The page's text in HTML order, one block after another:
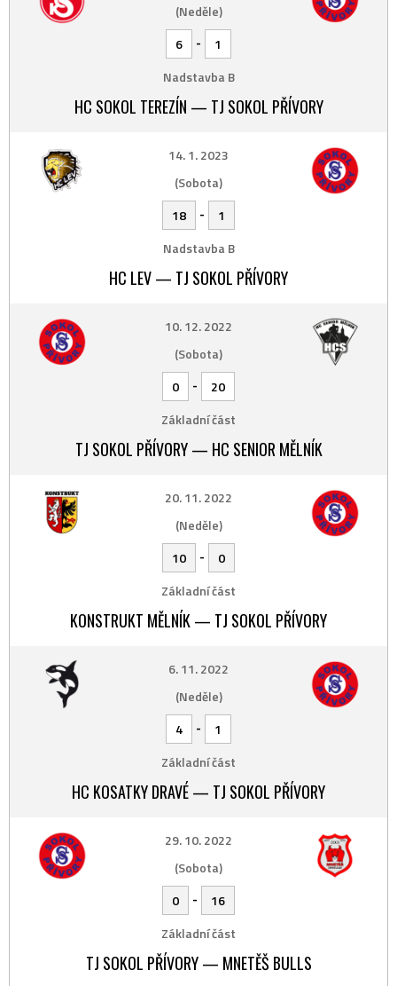
(Neděle)
6
-
1
Nadstavba B
HC SOKOL TEREZÍN — TJ SOKOL PŘÍVORY
14. 1. 2023
(Sobota)
18
-
1
Nadstavba B
HC LEV — TJ SOKOL PŘÍVORY
10. 12. 2022
(Sobota)
0
-
20
Základní část
TJ SOKOL PŘÍVORY — HC SENIOR MĚLNÍK
20. 11. 2022
(Neděle)
10
-
0
Základní část
KONSTRUKT MĚLNÍK — TJ SOKOL PŘÍVORY
6. 11. 2022
(Neděle)
4
-
1
Základní část
HC KOSATKY DRAVÉ — TJ SOKOL PŘÍVORY
29. 10. 2022
(Sobota)
0
-
16
Základní část
TJ SOKOL PŘÍVORY — MNETĚŠ BULLS